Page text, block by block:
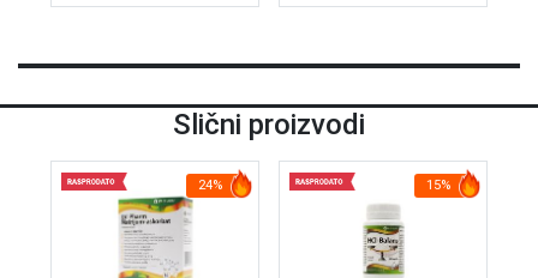
Slični proizvodi
24% 15%